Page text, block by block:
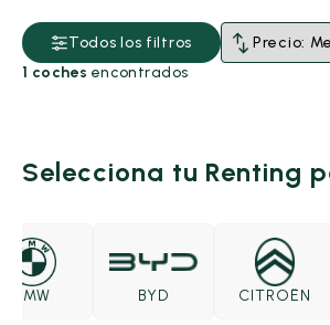
Combustible
Todos los filtros
1 coches encontrados
Selecciona tu Renting
BYD CITROËN